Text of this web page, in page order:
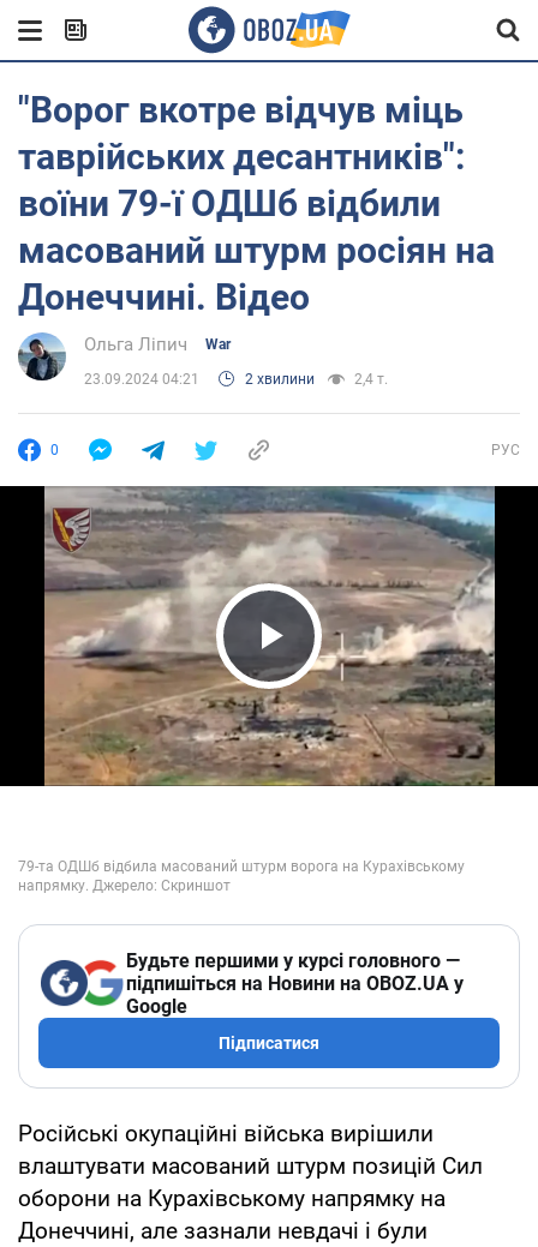
"Ворог вкотре відчув міць
таврійських десантників":
воїни 79-ї ОДШб відбили
масований штурм росіян на
Донеччині. Відео
Ольга Ліпич War
23.09.2024 04:21 2 хвилини 2,4 т.
0 РУС
Play Video
Будьте першими у курсі головного —
підпишіться на Новини на OBOZ.UA у
Google
Підписатися
Російські окупаційні війська вирішили
влаштувати масований штурм позицій Сил
оборони на Курахівському напрямку на
Донеччині, але зазнали невдачі і були